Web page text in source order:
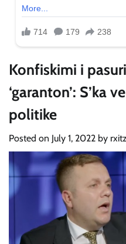
Konfiskimi i
‘garanton’: S’ka
politike
Posted on July 1, 2022 by rxitz